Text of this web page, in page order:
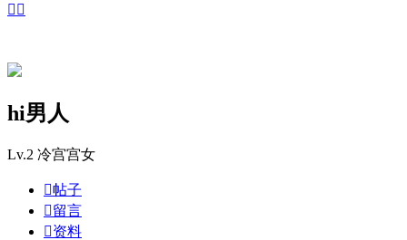
 
hi男人
Lv.2 冷宫宫女
帖子
留言
资料